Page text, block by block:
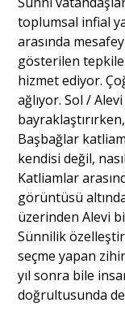
toplumsal infial
arasında
gösterilen
hizmet ediyor.
ağlıyor. Sol /
Başbağlar
kendisi değil,
Katliamlar
görüntüsü
üzerinden Alevi
Sünnilik
seçme yapan
yıl sonra bile
doğrultusunda